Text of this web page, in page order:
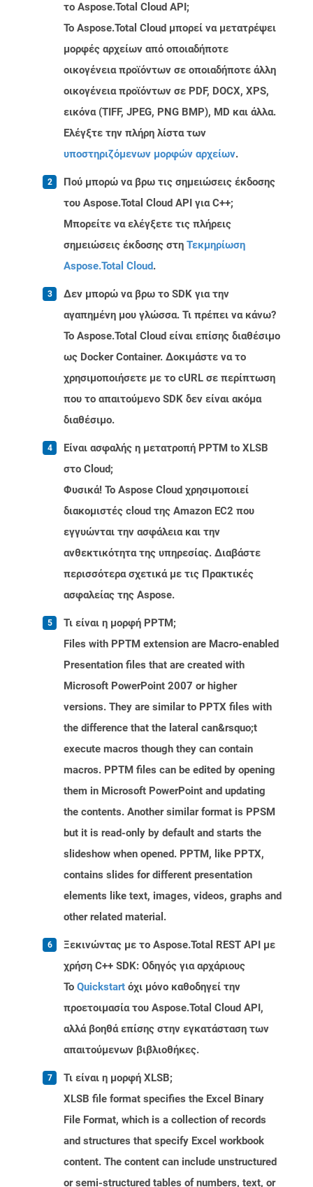
το Aspose.Total Cloud API;
Το Aspose.Total Cloud μπορεί να μετατρέψει
μορφές αρχείων από οποιαδήποτε
οικογένεια προϊόντων σε οποιαδήποτε άλλη
οικογένεια προϊόντων σε PDF, DOCX, XPS,
εικόνα (TIFF, JPEG, PNG BMP), MD και άλλα.
Ελέγξτε την πλήρη λίστα των
υποστηριζόμενων μορφών αρχείων.
Πού μπορώ να βρω τις σημειώσεις έκδοσης
του Aspose.Total Cloud API για C++;
Μπορείτε να ελέγξετε τις πλήρεις
σημειώσεις έκδοσης στη Τεκμηρίωση
Aspose.Total Cloud.
Δεν μπορώ να βρω το SDK για την
αγαπημένη μου γλώσσα. Τι πρέπει να κάνω?
Το Aspose.Total Cloud είναι επίσης διαθέσιμο
ως Docker Container. Δοκιμάστε να το
χρησιμοποιήσετε με το cURL σε περίπτωση
που το απαιτούμενο SDK δεν είναι ακόμα
διαθέσιμο.
Είναι ασφαλής η μετατροπή PPTM to XLSB
στο Cloud;
Φυσικά! Το Aspose Cloud χρησιμοποιεί
διακομιστές cloud της Amazon EC2 που
εγγυώνται την ασφάλεια και την
ανθεκτικότητα της υπηρεσίας. Διαβάστε
περισσότερα σχετικά με τις Πρακτικές
ασφαλείας της Aspose.
Τι είναι η μορφή PPTM;
Files with PPTM extension are Macro-enabled
Presentation files that are created with
Microsoft PowerPoint 2007 or higher
versions. They are similar to PPTX files with
the difference that the lateral can&rsquo;t
execute macros though they can contain
macros. PPTM files can be edited by opening
them in Microsoft PowerPoint and updating
the contents. Another similar format is PPSM
but it is read-only by default and starts the
slideshow when opened. PPTM, like PPTX,
contains slides for different presentation
elements like text, images, videos, graphs and
other related material.
Ξεκινώντας με το Aspose.Total REST API με
χρήση C++ SDK: Οδηγός για αρχάριους
Το Quickstart όχι μόνο καθοδηγεί την
προετοιμασία του Aspose.Total Cloud API,
αλλά βοηθά επίσης στην εγκατάσταση των
απαιτούμενων βιβλιοθήκες.
Τι είναι η μορφή XLSB;
XLSB file format specifies the Excel Binary
File Format, which is a collection of records
and structures that specify Excel workbook
content. The content can include unstructured
or semi-structured tables of numbers, text, or